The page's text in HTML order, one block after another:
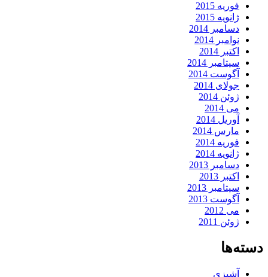
فوریه 2015
ژانویه 2015
دسامبر 2014
نوامبر 2014
اکتبر 2014
سپتامبر 2014
آگوست 2014
جولای 2014
ژوئن 2014
می 2014
آوریل 2014
مارس 2014
فوریه 2014
ژانویه 2014
دسامبر 2013
اکتبر 2013
سپتامبر 2013
آگوست 2013
می 2012
ژوئن 2011
دسته‌ها
آشپزی